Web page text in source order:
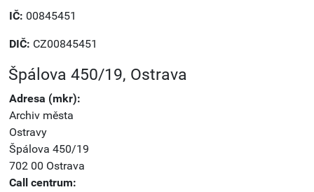
IČ: 00845451
DIČ: CZ00845451
Špálova 450/19, Ostrava
Adresa (mkr):
Archiv města
Ostravy
Špálova 450/19
702 00 Ostrava
Call centrum: